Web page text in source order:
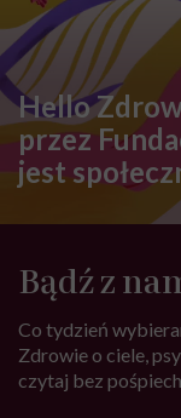
Hello
przez
jest
Bądź z
Co tydzień
Zdrowie o ciele,
czytaj bez